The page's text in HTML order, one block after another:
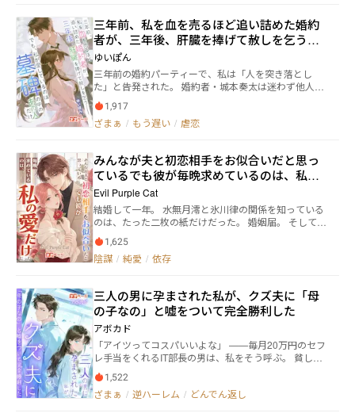
かけ、彼が密かに仕掛けていた深い愛の網だったの
だ、と。
くほど優しく、時に距離を詰めてくる。 その視線、そ
の指先、その低い声に、逃げ場のないときめきが全身
を支配する――。 同僚の部屋に転がり込んだだけのはず
が、危うい同棲生活がいつしか恋と欲望の境界線を壊
していく。
三年前、私を血を売るほど追い詰めた婚約
者が、三年後、肝臓を捧げて赦しを乞う～
でも、私が愛しているのは墓碑の中のあの
人だけ
ゆいぽん
三年前の婚約パーティーで、私は「人を突き落とし
た」と告発された。 婚約者・城本奏太は迷わず他人を
信じ、私の肋骨を蹴り折り、国外追放した。 ニューヨ
ークでの地獄の日々は語りたくない。 ただ生きるため
に、血まで売った。 そこで死ぬと思った時、ある人が
として帰国した私の前で、元婚約者が跪いた。 間違っ
ていた、騙されていた、全てで償う——父を救うため
肝臓まで捧げた。 でも彼は知らない。私の心はもうな
いことを。 あの人が私の愛の全てを持って行った。冷
たい墓石の下に、一緒に埋められたまま。
1,917
ざまぁ / もう遅い / 虐恋
みんなが夫と初恋相手をお似合いだと思っ
ている――でも彼が毎晩求めているのは、私の
愛だけだった
Evil Purple Cat
結婚して一年。 水無月澪と氷川律の関係を知っている
のは、たった二枚の紙だけだった。 婚姻届。 そして、
誰にも見せることのない契約書。 彼女は彼のネクタイ
を結び、彼は彼女のために夕食を買って帰る。 同じ食
卓を囲みながら、二人の間にはまるで海のような沈黙
瞬く間に広まった噂。 「この方こそ、氷川副社長の本
当の婚約者だ」 澪は見てしまった。 律が九条に傘を差
し出す姿を。 彼女の代わりに酒を受ける姿を。 そし
て、彼のスマートフォンの待ち受けが、九条の後ろ姿
に変わっていることを。 まるで、大学時代のあの日々
のようだった。 周囲の人間は皆、口を揃えて言う。 九
条さんは氷川副社長の初恋の相手。 卒業後、九条さん
が海外へ渡ったことで二人は別れるしかなかった。 で
も今、彼が九条家の関連会社へ移ったのは―― 「お嬢様が
1,625
陰謀 / 純愛 / 依存
三人の男に孕まされた私が、クズ夫に「母
の子なの」と嘘をついて完全勝利した
アボカド
「アイツってコスパいいよな」 ——毎月20万円のセフ
レ手当をくれるIT部長の男は、私をそう呼ぶ。 貧しい
田舎出身の娘、費用対効果の高い愛人、騙しやすい女
子大生。 ええ、その通り。 ――あの瞬間までは。 事故で
子どもを持てなくなったその男と結婚したあと、私は
1,522
ざまぁ / 逆ハーレム / どんでん返し